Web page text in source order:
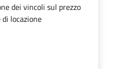
dei vincoli sul prezzo
locazione